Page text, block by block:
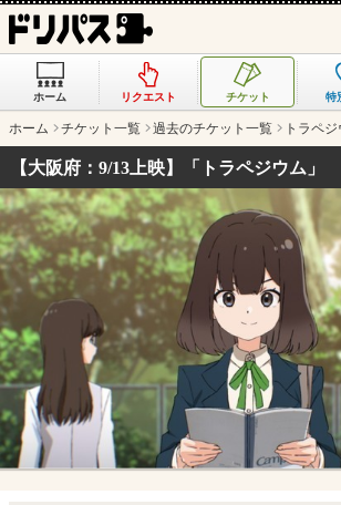
ホーム リクエスト チケット 特
ホーム チケット一覧 過去のチケット一覧 トラペ
【大阪府：9/13上映】「トラペジウム」